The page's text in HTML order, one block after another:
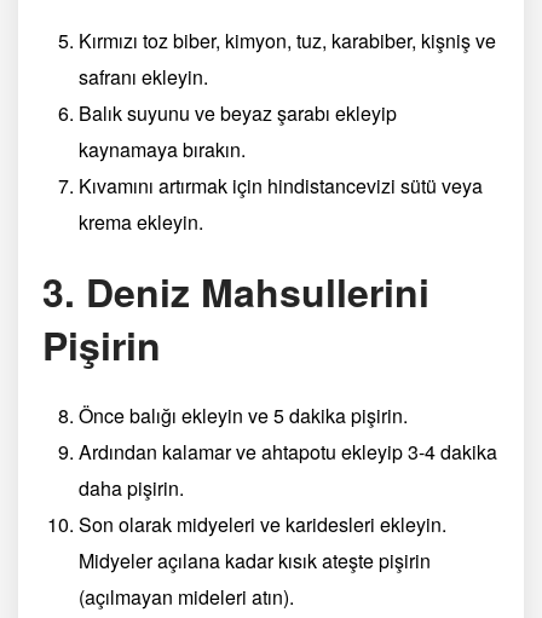
Kırmızı toz biber, kimyon, tuz, karabiber, kişniş ve
safranı ekleyin.
Balık suyunu ve beyaz şarabı ekleyip
kaynamaya bırakın.
Kıvamını artırmak için hindistancevizi sütü veya
krema ekleyin.
3. Deniz Mahsullerini
Pişirin
Önce balığı ekleyin ve 5 dakika pişirin.
Ardından kalamar ve ahtapotu ekleyip 3-4 dakika
daha pişirin.
Son olarak midyeleri ve karidesleri ekleyin.
Midyeler açılana kadar kısık ateşte pişirin
(açılmayan mideleri atın).